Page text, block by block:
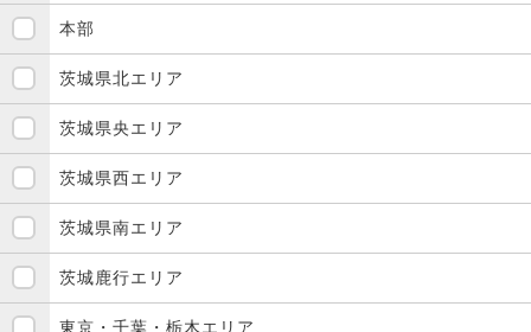
本部
茨城県北エリア
茨城県央エリア
茨城県西エリア
茨城県南エリア
茨城鹿行エリア
東京・千葉・栃木エリア